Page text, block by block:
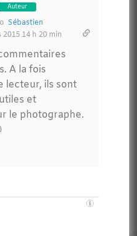
Auteur
Sébastien
2015 14 h 20 min
A la fois
lecteur, ils sont
et
le photographe.